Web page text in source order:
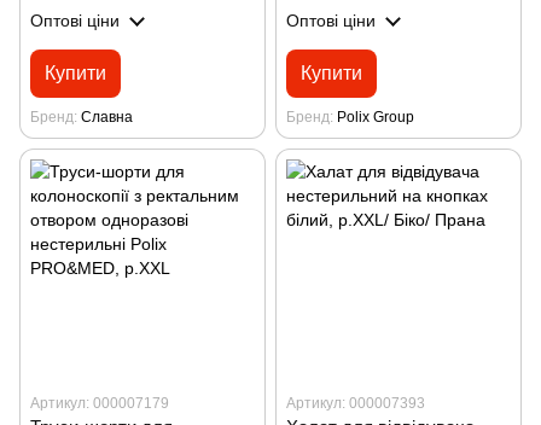
Оптові ціни
Купити
Бренд Славна
Оптові ціни
Купити
Бренд Polix Group
Артикул: 000007179 Артикул: 000007393